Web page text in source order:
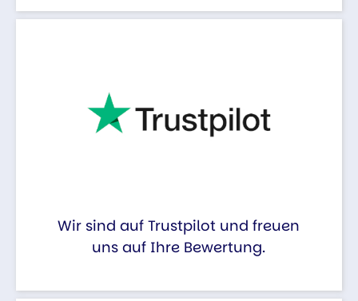
Wir sind auf Trustpilot und freuen
uns auf Ihre Bewertung.